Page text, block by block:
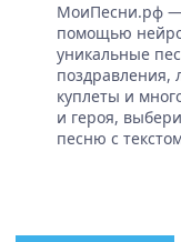
МоиПесни.рф —
помощью
уникальные
куплеты и
и героя,
песню с